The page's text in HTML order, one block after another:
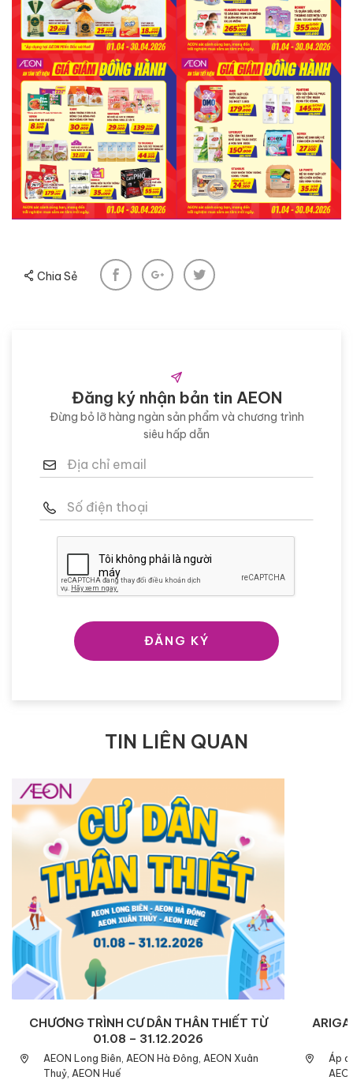
Chia Sẻ
Đăng ký nhận bản tin AEON
Đừng bỏ lỡ hàng ngàn sản phẩm và chương trình
siêu hấp dẫn
ĐĂNG KÝ
TIN LIÊN QUAN
CHƯƠNG TRÌNH CƯ DÂN THÂN THIẾT TỪ
01.08 – 31.12.2026
AEON Long Biên, AEON Hà Đông, AEON Xuân
Thuỷ, AEON Huế
Áp